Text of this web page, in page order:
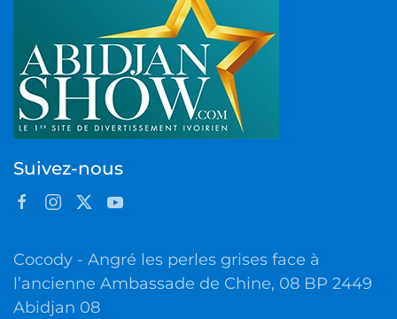
Suivez-nous
Cocody - Angré les perles grises face à
l’ancienne Ambassade de Chine, 08 BP 2449
Abidjan 08